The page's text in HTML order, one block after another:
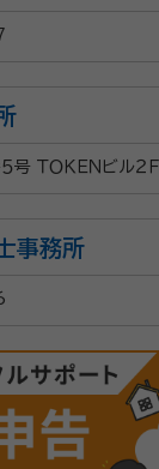
ＴＯＫＥＮビル２Ｆ
事務所